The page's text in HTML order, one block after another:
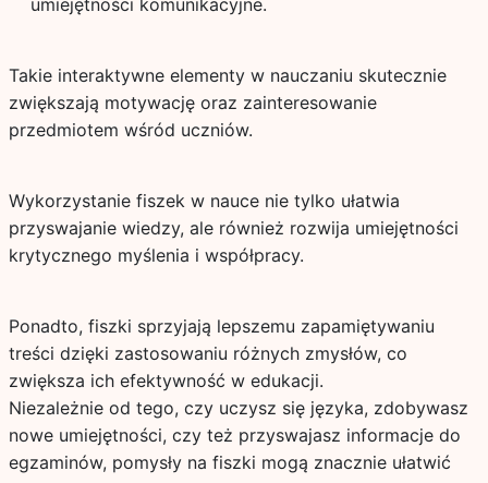
umiejętności komunikacyjne.
Takie interaktywne elementy w nauczaniu skutecznie
zwiększają motywację oraz zainteresowanie
przedmiotem wśród uczniów.
Wykorzystanie fiszek w nauce nie tylko ułatwia
przyswajanie wiedzy, ale również rozwija umiejętności
krytycznego myślenia i współpracy.
Ponadto, fiszki sprzyjają lepszemu zapamiętywaniu
treści dzięki zastosowaniu różnych zmysłów, co
zwiększa ich efektywność w edukacji.
Niezależnie od tego, czy uczysz się języka, zdobywasz
nowe umiejętności, czy też przyswajasz informacje do
egzaminów, pomysły na fiszki mogą znacznie ułatwić